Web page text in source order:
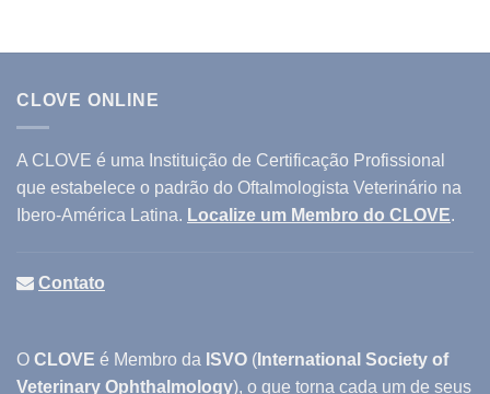
CLOVE ONLINE
A CLOVE é uma Instituição de Certificação Profissional
que estabelece o padrão do Oftalmologista Veterinário na
Ibero-América Latina. Localize um Membro do CLOVE.
Contato
O CLOVE é Membro da ISVO ( International Society of
Veterinary Ophthalmology), o que torna cada um de seus